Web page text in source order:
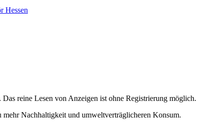
Hessen
reine Lesen von Anzeigen ist ohne Registrierung möglich.
Nachhaltigkeit und umweltverträglicheren Konsum.